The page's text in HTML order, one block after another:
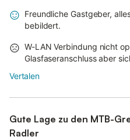
Freundliche Gastgeber,
bebildert.
W-LAN Verbindung nicht
Glasfaseranschluss aber
Vertalen
Gute Lage zu den MTB-
Radler